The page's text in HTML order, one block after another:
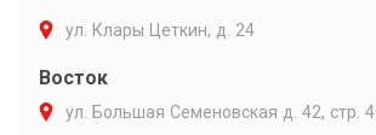
ул. Клары Цеткин, д. 24
Восток
ул. Большая Семеновская д. 42, стр. 4